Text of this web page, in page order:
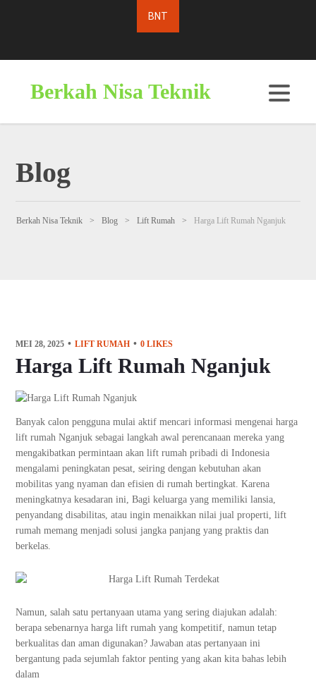
Berkah Nisa Teknik
Blog
Berkah Nisa Teknik > Blog > Lift Rumah > Harga Lift Rumah Nganjuk
MEI 28, 2025 LIFT RUMAH 0 LIKES
Harga Lift Rumah Nganjuk
Banyak calon pengguna mulai aktif mencari informasi mengenai harga
lift rumah Nganjuk sebagai langkah awal perencanaan mereka yang
mengakibatkan permintaan akan lift rumah pribadi di Indonesia
mengalami peningkatan pesat, seiring dengan kebutuhan akan
mobilitas yang nyaman dan efisien di rumah bertingkat. Karena
meningkatnya kesadaran ini, Bagi keluarga yang memiliki lansia,
penyandang disabilitas, atau ingin menaikkan nilai jual properti, lift
rumah memang menjadi solusi jangka panjang yang praktis dan
berkelas.
Namun, salah satu pertanyaan utama yang sering diajukan adalah:
berapa sebenarnya harga lift rumah yang kompetitif, namun tetap
berkualitas dan aman digunakan? Jawaban atas pertanyaan ini
bergantung pada sejumlah faktor penting yang akan kita bahas lebih
dalam